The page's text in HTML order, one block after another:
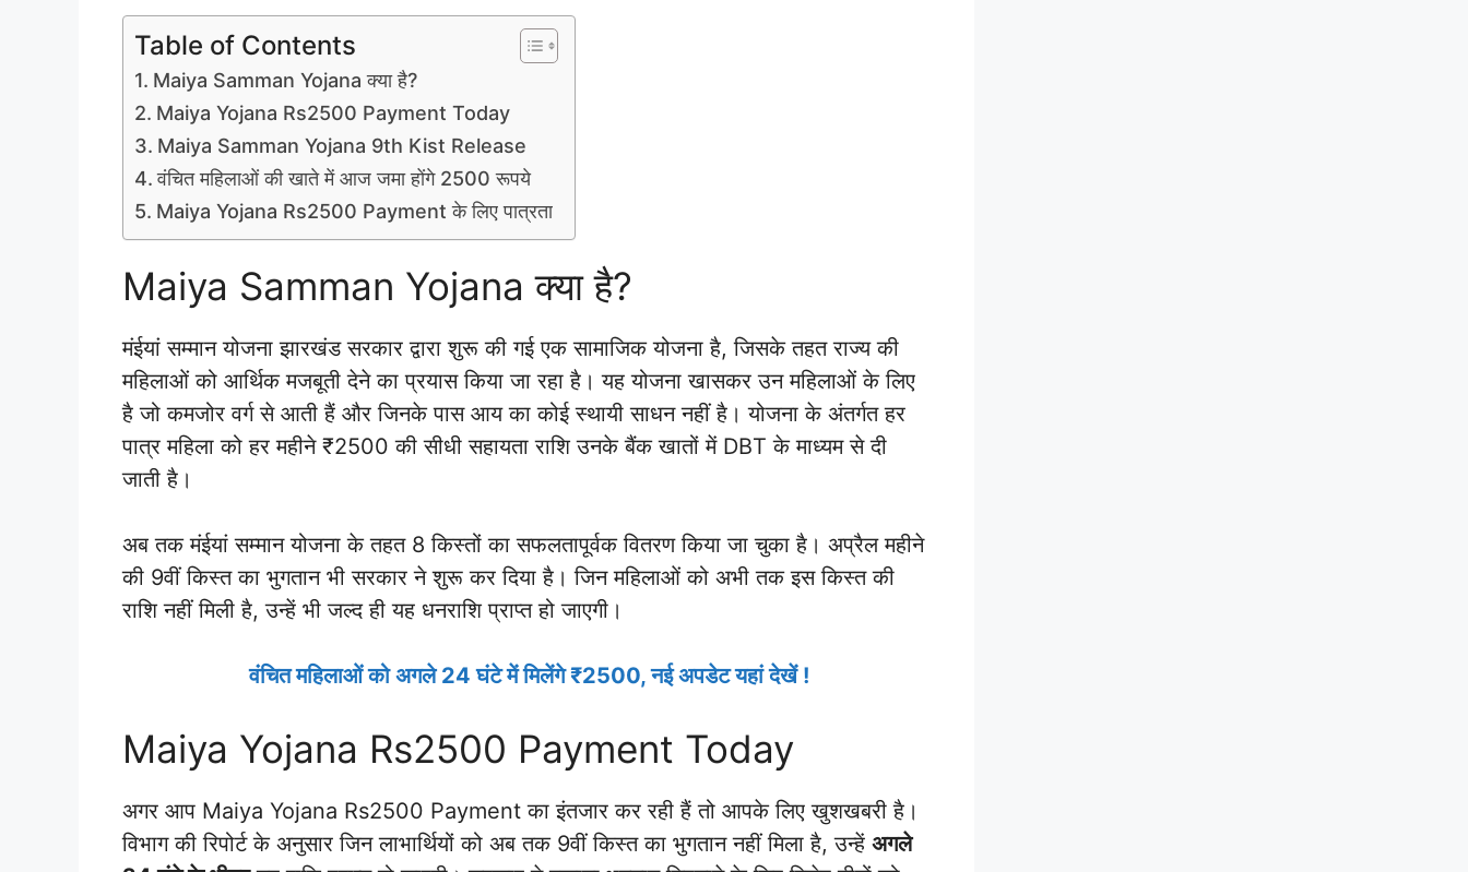
Table of Contents
Maiya Samman Yojana क्या है?
Maiya Yojana Rs2500 Payment Today
Maiya Samman Yojana 9th Kist Release
वंचित महिलाओं की खाते में आज जमा होंगे 2500 रूपये
Maiya Yojana Rs2500 Payment के लिए पात्रता
Maiya Samman Yojana क्या है?
मंईयां सम्मान योजना झारखंड सरकार द्वारा शुरू की गई एक सामाजिक योजना है, जिसके तहत राज्य की
महिलाओं को आर्थिक मजबूती देने का प्रयास किया जा रहा है। यह योजना खासकर उन महिलाओं के लिए
है जो कमजोर वर्ग से आती हैं और जिनके पास आय का कोई स्थायी साधन नहीं है। योजना के अंतर्गत हर
पात्र महिला को हर महीने ₹2500 की सीधी सहायता राशि उनके बैंक खातों में DBT के माध्यम से दी
जाती है।
अब तक मंईयां सम्मान योजना के तहत 8 किस्तों का सफलतापूर्वक वितरण किया जा चुका है। अप्रैल महीने
की 9वीं किस्त का भुगतान भी सरकार ने शुरू कर दिया है। जिन महिलाओं को अभी तक इस किस्त की
राशि नहीं मिली है, उन्हें भी जल्द ही यह धनराशि प्राप्त हो जाएगी।
वंचित महिलाओं को अगले 24 घंटे में मिलेंगे ₹2500, नई अपडेट यहां देखें !
Maiya Yojana Rs2500 Payment Today
अगर आप Maiya Yojana Rs2500 Payment का इंतजार कर रही हैं तो आपके लिए खुशखबरी है।
विभाग की रिपोर्ट के अनुसार जिन लाभार्थियों को अब तक 9वीं किस्त का भुगतान नहीं मिला है, उन्हें अगले